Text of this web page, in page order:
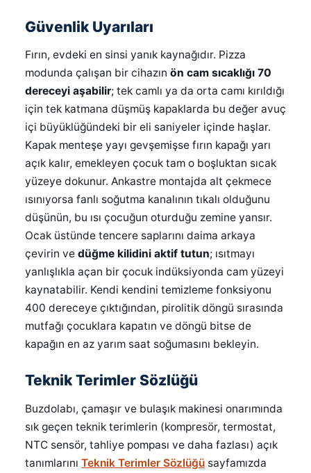
Güvenlik Uyarıları
Fırın, evdeki en sinsi yanık kaynağıdır. Pizza
modunda çalışan bir cihazın ön cam sıcaklığı 70
dereceyi aşabilir; tek camlı ya da orta camı kırıldığı
için tek katmana düşmüş kapaklarda bu değer avuç
içi büyüklüğündeki bir eli saniyeler içinde haşlar.
Kapak menteşe yayı gevşemişse fırın kapağı yarı
açık kalır, emekleyen çocuk tam o boşluktan sıcak
yüzeye dokunur. Ankastre montajda alt çekmece
ısınıyorsa fanlı soğutma kanalının tıkalı olduğunu
düşünün, bu ısı çocuğun oturduğu zemine yansır.
Ocak üstünde tencere saplarını daima arkaya
çevirin ve düğme kilidini aktif tutun; ısıtmayı
yanlışlıkla açan bir çocuk indüksiyonda cam yüzeyi
kaynatabilir. Kendi kendini temizleme fonksiyonu
400 dereceye çıktığından, pirolitik döngü sırasında
mutfağı çocuklara kapatın ve döngü bitse de
kapağın en az yarım saat soğumasını bekleyin.
Teknik Terimler Sözlüğü
Buzdolabı, çamaşır ve bulaşık makinesi onarımında
sık geçen teknik terimlerin (kompresör, termostat,
NTC sensör, tahliye pompası ve daha fazlası) açık
tanımlarını Teknik Terimler Sözlüğü sayfamızda